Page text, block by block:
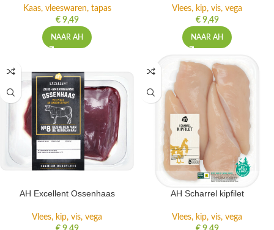
Kaas, vleeswaren, tapas
€9,49
NAAR AH
Vlees, kip, vis, vega
€9,49
NAAR AH
AH Excellent Ossenhaas
Vlees, kip, vis, vega
AH Scharrel kipfilet
Vlees, kip, vis, vega